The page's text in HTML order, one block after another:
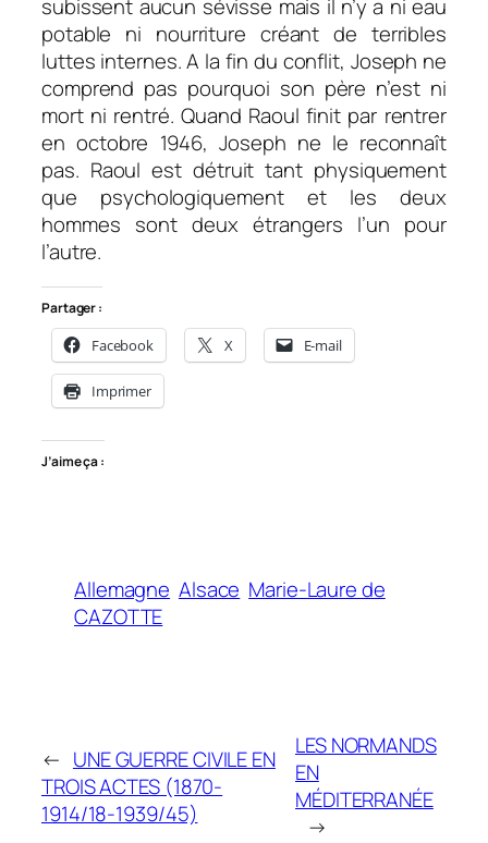
subissent aucun sévisse mais il n’y a ni eau
potable ni nourriture créant de terribles
luttes internes. A la fin du conflit, Joseph ne
comprend pas pourquoi son père n’est ni
mort ni rentré. Quand Raoul finit par rentrer
en octobre 1946, Joseph ne le reconnaît
pas. Raoul est détruit tant physiquement
que psychologiquement et les deux
hommes sont deux étrangers l’un pour
l’autre.
Partager :
Facebook X E-mail
Imprimer
J’aime ça :
Allemagne Alsace Marie-Laure de
CAZOTTE
← UNE GUERRE CIVILE EN
TROIS ACTES (1870-
1914/18-1939/45)
LES NORMANDS
EN
MÉDITERRANÉE
→